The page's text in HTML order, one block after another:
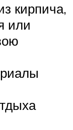
кирпича,
или